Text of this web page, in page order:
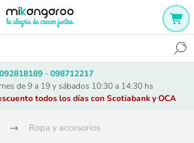
092818189- 098712217
de 9 a 19 y sábados 10:30 a 14:30 hs
todos los días con Scotiabank y OCA
Ropa y accesorios